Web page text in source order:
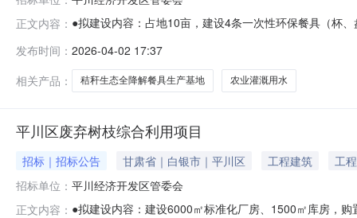
正文内容： ●拟建设内容：占地10亩，建设4条一次性环保餐具（杯
资回报周期短，推动农业废弃物资源化利用，实现“变废
—0.5元；工
发布时间： 2026-04-02 17:37
相关产品：
秸秆生态全降解餐具生产基地 农业灌溉用水
平川区废弃树枝综合利用项目
招标｜招标公告 甘肃省｜白银市｜平川区 工程建筑
工程
招标单位： 平川经济开发区管委会
正文内容： ●拟建设内容：建设6000㎡标准化厂房、1500㎡库房，